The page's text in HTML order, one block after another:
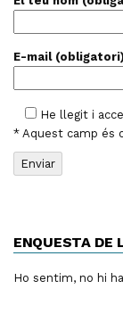
E-mail
He llegit i
* Aquest camp és
ENQUESTA DE
Ho sentim, no hi